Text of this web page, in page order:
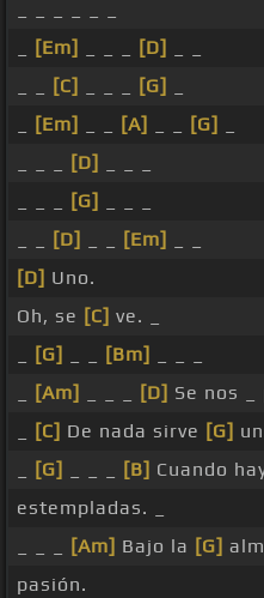
[Em] [D]
[C] [G]
[Em] [A] [G]
[D]
[G]
[D] [Em]
[D] Uno.
Oh, se [C] ve. _
[G] [Bm]
[Am] [D] Se nos _
[C] De nada sirve [G]
[G] [B] Cuando
estempladas. _
[Am] Bajo la [G]
pasión.